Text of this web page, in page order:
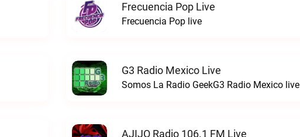
Frecuencia Pop Live
Frecuencia Pop live
G3 Radio Mexico Live
Somos La Radio GeekG3 Radio Mexico live
AJIJO Radio 106.1 FM Live